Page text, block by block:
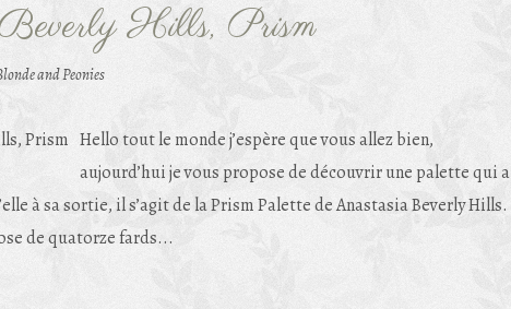
Hills, Prism
and Peonies
Hello tout le monde j’espère que vous allez bien,
aujourd’hui je vous propose de découvrir une palette qui a
à sa sortie, il s’agit de la Prism Palette de Anastasia Beverly Hills.
de quatorze fards...